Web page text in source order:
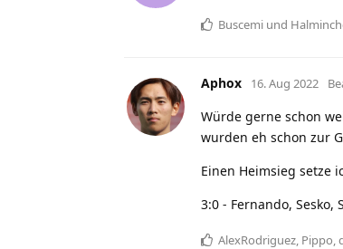
Buscemi und
Aphox 16. Aug 2022
Würde gerne schon
wurden eh schon zur
Einen Heimsieg setze
3:0 - Fernando, Sesko,
AlexRodriguez, Pippo,